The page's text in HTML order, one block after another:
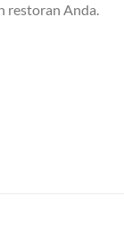
restoran Anda.